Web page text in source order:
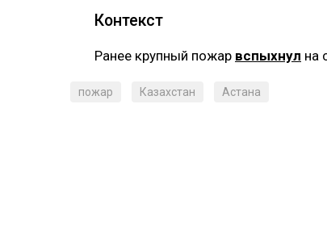
Контекст
Ранее крупный пожар вспыхнул на
пожар Казахстан Астана